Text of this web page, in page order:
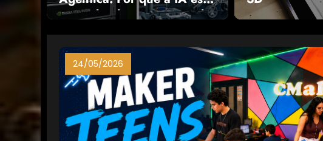
se mudando para o Mundo
Físico?
24/05/2026